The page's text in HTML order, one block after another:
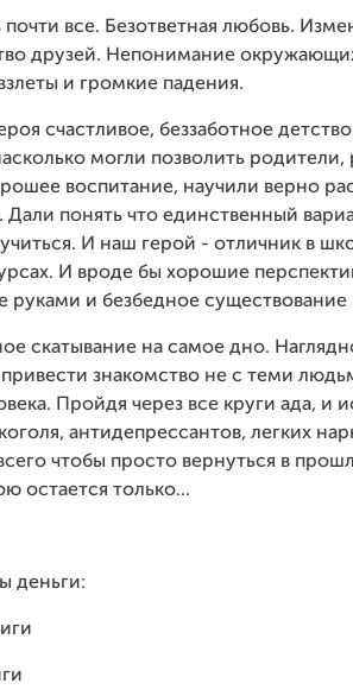
почти все. Безответная любовь.
друзей. Непонимание
и громкие падения.
счастливое, беззаботное
могли позволить
воспитание, научили верно
Дали понять что единственный
И наш герой - отличник в
И вроде бы хорошие
руками и безбедное
скатывание на самое дно.
знакомство не с теми
Пройдя через все круги ада, и
антидепрессантов, легких
чтобы просто вернуться в
остается только...
деньги: